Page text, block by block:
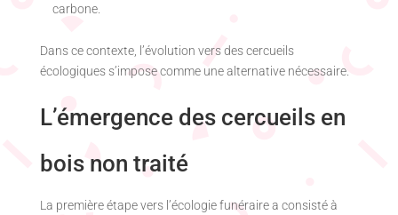
carbone.
Dans ce contexte, l’évolution vers des cercueils
écologiques s’impose comme une alternative nécessaire.
L’émergence des cercueils en
bois non traité
La première étape vers l’écologie funéraire a consisté à